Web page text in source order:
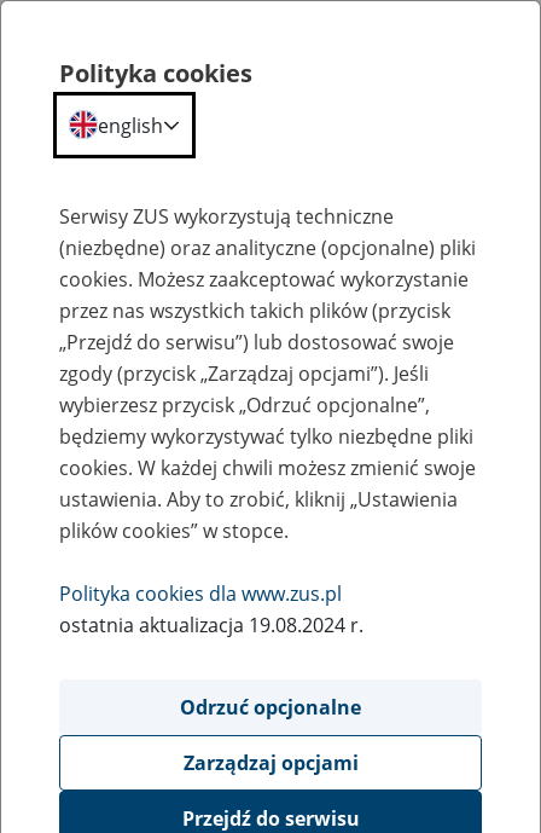
Szkolenia
Zaproś ZUS do siebie - zakładanie profili
eZUS w siedzibie Twojej firmy
Rodzaj wydarzenia
Szkolenia
obsługa klientów
Event description
Polityka cookies
english
Serwisy ZUS wykorzystują techniczne
(niezbędne) oraz analityczne (opcjonalne) pliki
cookies. Możesz zaakceptować wykorzystanie
przez nas wszystkich takich plików (przycisk
„Przejdź do serwisu”) lub dostosować swoje
zgody (przycisk „Zarządzaj opcjami”). Jeśli
wybierzesz przycisk „Odrzuć opcjonalne”,
będziemy wykorzystywać tylko niezbędne pliki
cookies. W każdej chwili możesz zmienić swoje
ustawienia. Aby to zrobić, kliknij „Ustawienia
plików cookies” w stopce.
Polityka cookies dla www.zus.pl
ostatnia aktualizacja 19.08.2024 r.
Odrzuć opcjonalne
Zarządzaj opcjami
Przejdź do serwisu